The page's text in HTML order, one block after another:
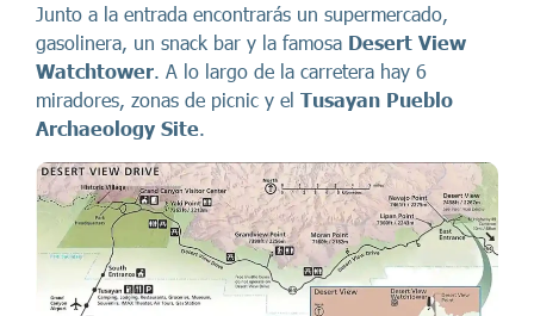
Junto a la entrada encontrarás un supermercado,
gasolinera, un snack bar y la famosa Desert View
Watchtower . A lo largo de la carretera hay 6
miradores, zonas de picnic y el Tusayan Pueblo
Archaeology Site